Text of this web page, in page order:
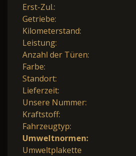
Erst-Zul.:
Getriebe:
Kilometerstand:
Leistung:
Anzahl der Türen:
Farbe:
Standort:
Lieferzeit:
Unsere Nummer:
Kraftstoff:
Fahrzeugtyp:
Umweltnormen:
Umweltplakette